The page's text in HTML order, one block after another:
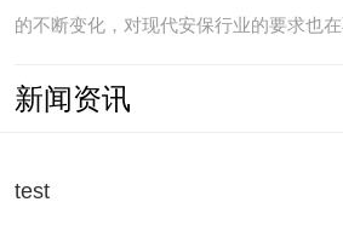
的不断变化，对现代安保行业的要求也
讯需要，常常会出现以下问题：（1）无
新闻资讯
test